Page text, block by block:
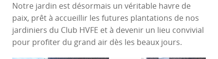
Notre jardin est désormais un véritable havre de
paix, prêt à accueillir les futures plantations de nos
jardiniers du Club HVFE et à devenir un lieu convivial
pour profiter du grand air dès les beaux jours.